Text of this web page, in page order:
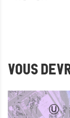
VOUS